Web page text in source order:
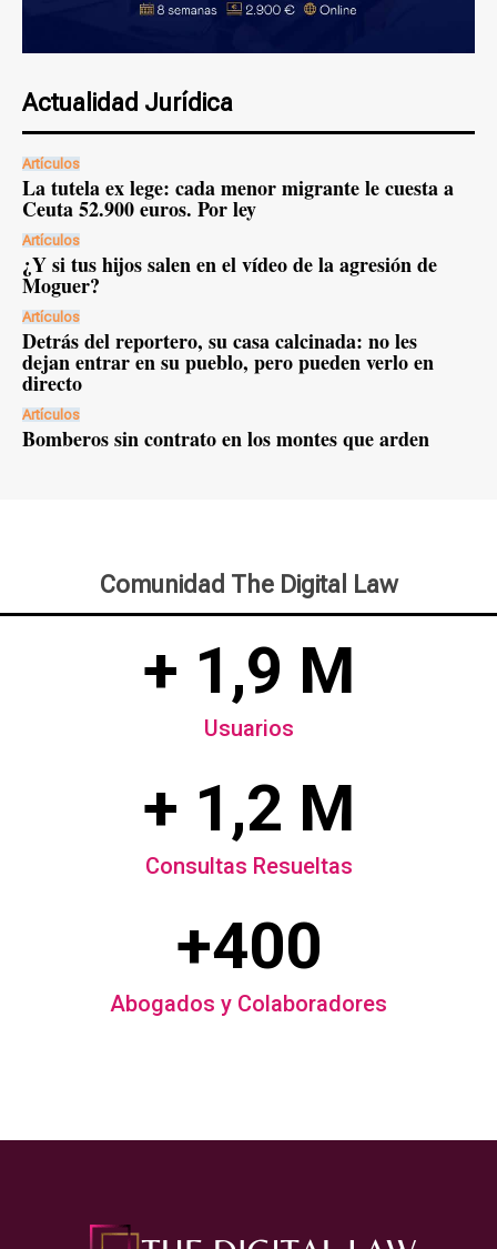
Actualidad Jurídica
Artículos
La tutela ex lege: cada menor migrante le cuesta a
Ceuta 52.900 euros. Por ley
Artículos
¿Y si tus hijos salen en el vídeo de la agresión de
Moguer?
Artículos
Detrás del reportero, su casa calcinada: no les
dejan entrar en su pueblo, pero pueden verlo en
directo
Artículos
Bomberos sin contrato en los montes que arden
Comunidad The Digital Law
+ 1,9 M
Usuarios
+ 1,2 M
Consultas Resueltas
+400
Abogados y Colaboradores